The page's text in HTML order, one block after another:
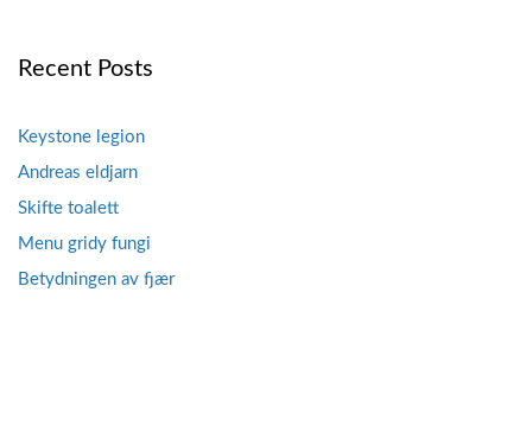
Recent Posts
Keystone legion
Andreas eldjarn
Skifte toalett
Menu gridy fungi
Betydningen av fjær